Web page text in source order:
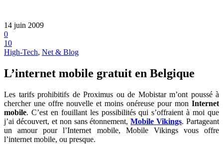
14 juin 2009
0
10
High-Tech, Net & Blog
L’internet mobile gratuit en Belgique
Les tarifs prohibitifs de Proximus ou de Mobistar m’ont poussé à
chercher une offre nouvelle et moins onéreuse pour mon Internet
mobile. C’est en fouillant les possibilités qui s’offraient à moi que
j’ai découvert, et non sans étonnement,Mobile Vikings. Partageant
un amour pour l’Internet mobile, Mobile Vikings vous offre
l’internet mobile, ou presque.